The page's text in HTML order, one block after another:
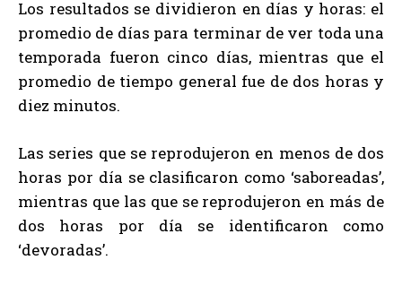
Los resultados se dividieron en días y horas: el
promedio de días para terminar de ver toda una
temporada fueron cinco días, mientras que el
promedio de tiempo general fue de dos horas y
diez minutos.
Las series que se reprodujeron en menos de dos
horas por día se clasificaron como ‘saboreadas’,
mientras que las que se reprodujeron en más de
dos horas por día se identificaron como
‘devoradas’.